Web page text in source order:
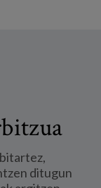
ditugun